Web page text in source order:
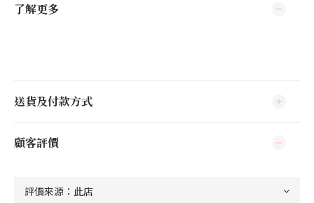
了解更多
送貨及付款方式
顧客評價